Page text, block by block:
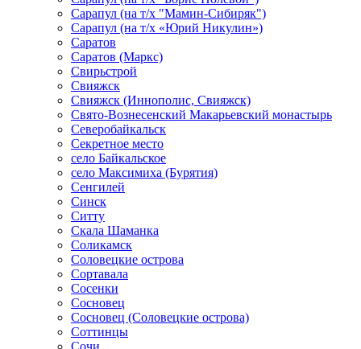
Сарапул (на т/х "Мамин-Сибиряк")
Сарапул (на т/х «Юрий Никулин»)
Саратов
Саратов (Маркс)
Свирьстрой
Свияжск
Свияжск (Иннополис, Свияжск)
Свято-Вознесенский Макарьевский монастырь
Северобайкальск
Секретное место
село Байкальское
село Максимиха (Бурятия)
Сенгилей
Синск
Ситту
Скала Шаманка
Соликамск
Соловецкие острова
Сортавала
Сосенки
Сосновец
Сосновец (Соловецкие острова)
Соттинцы
Сочи